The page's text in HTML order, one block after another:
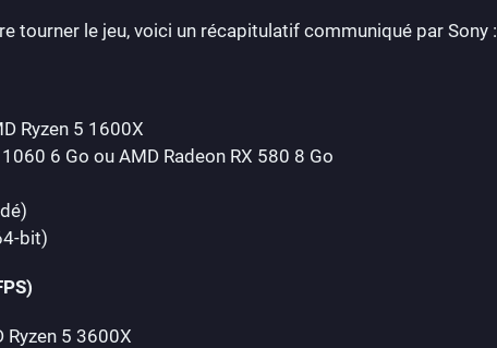
tourner le jeu, voici un récapitulatif communiqué par Sony :
Ryzen 5 1600X
6 Go ou AMD Radeon RX 580 8 Go
bit)
Ryzen 5 3600X